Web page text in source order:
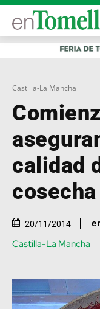
Castilla-La Mancha
calidad
20/11/2014
Castilla-La Mancha